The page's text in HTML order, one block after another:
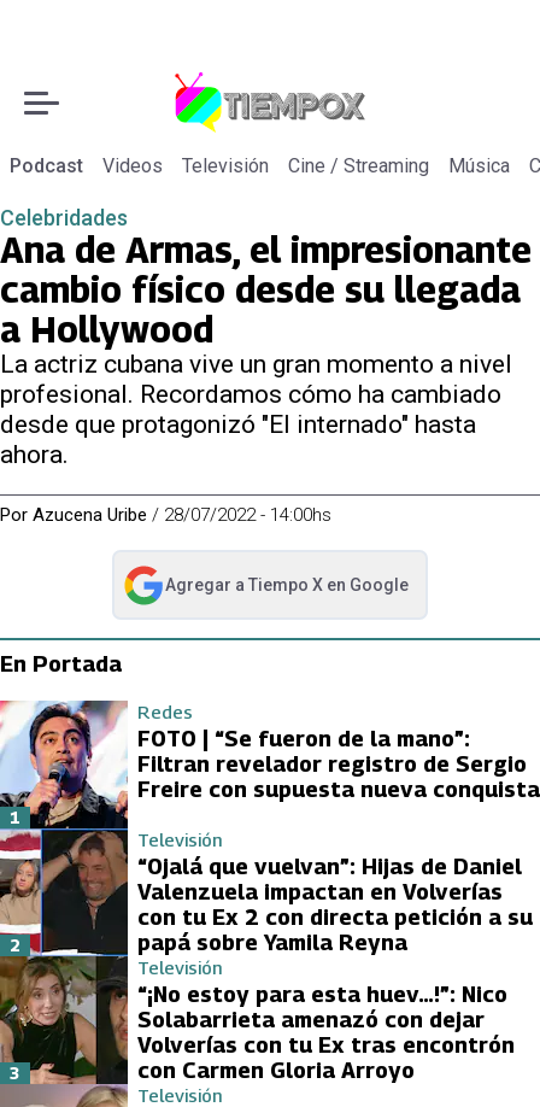
Podcast Videos Televisión Cine / Streaming Música
Celebridades
Ana de Armas, el impresionante
cambio físico desde su llegada
a Hollywood
La actriz cubana vive un gran momento a nivel
profesional. Recordamos cómo ha cambiado
desde que protagonizó "El internado" hasta
ahora.
Por Azucena Uribe / 28/07/2022 - 14:00hs
Agregar a Tiempo Xen Google
abre en nueva pestaña
En Portada
Redes
FOTO | “Se fueron de la mano”:
Filtran revelador registro de Sergio
Freire con supuesta nueva conquista
1
Televisión
“Ojalá que vuelvan”: Hijas de Daniel
Valenzuela impactan en Volverías
con tu Ex 2 con directa petición a su
papá sobre Yamila Reyna
2
Televisión
“¡No estoy para esta huev…!”: Nico
Solabarrieta amenazó con dejar
Volverías con tu Ex tras encontrón
con Carmen Gloria Arroyo
3
Televisión